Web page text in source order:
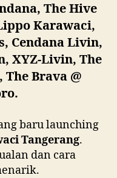
The Hive
Karawaci,
Cendana Livin,
XYZ-Livin, The
Brava @
baru launching
Tangerang.
dan cara